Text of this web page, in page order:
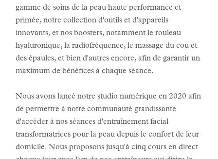
gamme de soins de la peau haute performance et
primée, notre collection d'outils et d'appareils
innovants, et nos boosters, notamment le rouleau
hyaluronique, la radiofréquence, le massage du cou et
des épaules, et bien d'autres encore, afin de garantir un
maximum de bénéfices à chaque séance.
Nous avons lancé notre studio numérique en 2020 afin
de permettre à notre communauté grandissante
d'accéder à nos séances d'entraînement facial
transformatrices pour la peau depuis le confort de leur
domicile. Nous proposons jusqu'à cinq cours en direct